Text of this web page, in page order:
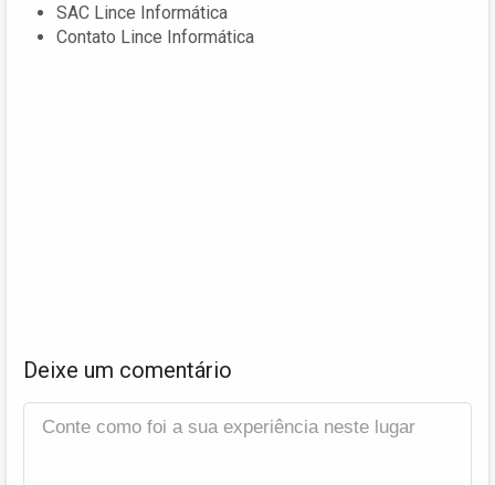
SAC Lince Informática
Contato Lince Informática
Deixe um comentário